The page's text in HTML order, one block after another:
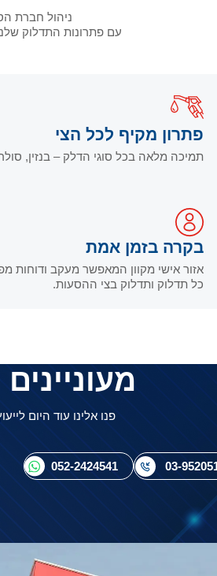
ניהול חברת
עם פתרונות התדלוק
פתרון מקיף לכל הצי
תמיכה מלאה בכל סוגי הדלק – בנזין,
בקרה בזמן אמת
אזור אישי מקוון המאפשר מעקב ודוחות
כל תדלוק ותדלוק בצי ההסעות.
פנו אלינו עוד היום
03-
052-2424541